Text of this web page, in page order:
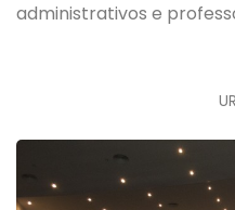
administrativos e